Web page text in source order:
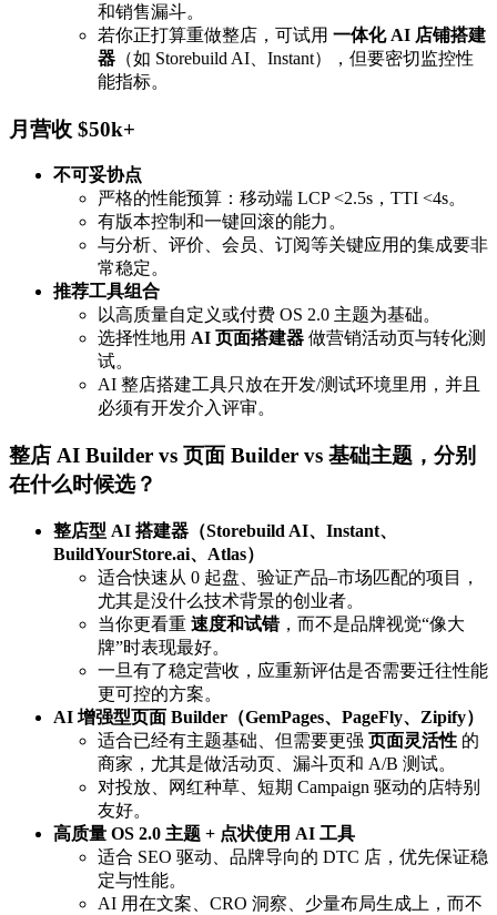
和销售漏斗。
若你正打算重做整店，可试用 一体化 AI 店铺搭建
器 （如 Storebuild AI、Instant），但要密切监控性
能指标。
月营收 $50k+
不可妥协点
严格的性能预算：移动端 LCP <2.5s，TTI <4s。
有版本控制和一键回滚的能力。
与分析、评价、会员、订阅等关键应用的集成要非
常稳定。
推荐工具组合
以高质量自定义或付费 OS 2.0 主题为基础。
选择性地用 AI 页面搭建器 做营销活动页与转化测
试。
AI 整店搭建工具只放在开发/测试环境里用，并且
必须有开发介入评审。
整店 AI Builder vs 页面 Builder vs 基础主题，分别
在什么时候选？
整店型 AI 搭建器（Storebuild AI、Instant、
BuildYourStore.ai、Atlas）
适合快速从 0 起盘、验证产品–市场匹配的项目，
尤其是没什么技术背景的创业者。
当你更看重 速度和试错，而不是品牌视觉“像大
牌”时表现最好。
一旦有了稳定营收，应重新评估是否需要迁往性能
更可控的方案。
AI 增强型页面 Builder（GemPages、PageFly、Zipify）
适合已经有主题基础、但需要更强 页面灵活性 的
商家，尤其是做活动页、漏斗页和 A/B 测试。
对投放、网红种草、短期 Campaign 驱动的店特别
友好。
高质量 OS 2.0 主题 + 点状使用 AI 工具
适合 SEO 驱动、品牌导向的 DTC 店，优先保证稳
定与性能。
AI 用在文案、CRO 洞察、少量布局生成上，而不